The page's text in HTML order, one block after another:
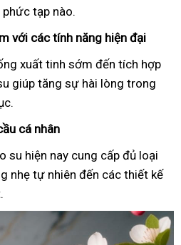
tạp nào.
với các tính năng hiện đại
xuất tinh sớm đến tích hợp
giúp tăng sự hài lòng trong
cá nhân
su hiện nay cung cấp đủ loại
nhẹ tự nhiên đến các thiết kế